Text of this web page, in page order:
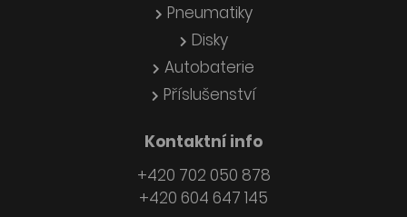
Pneumatiky
Disky
Autobaterie
Příslušenství
Kontaktní info
+420 702 050 878
+420 604 647 145